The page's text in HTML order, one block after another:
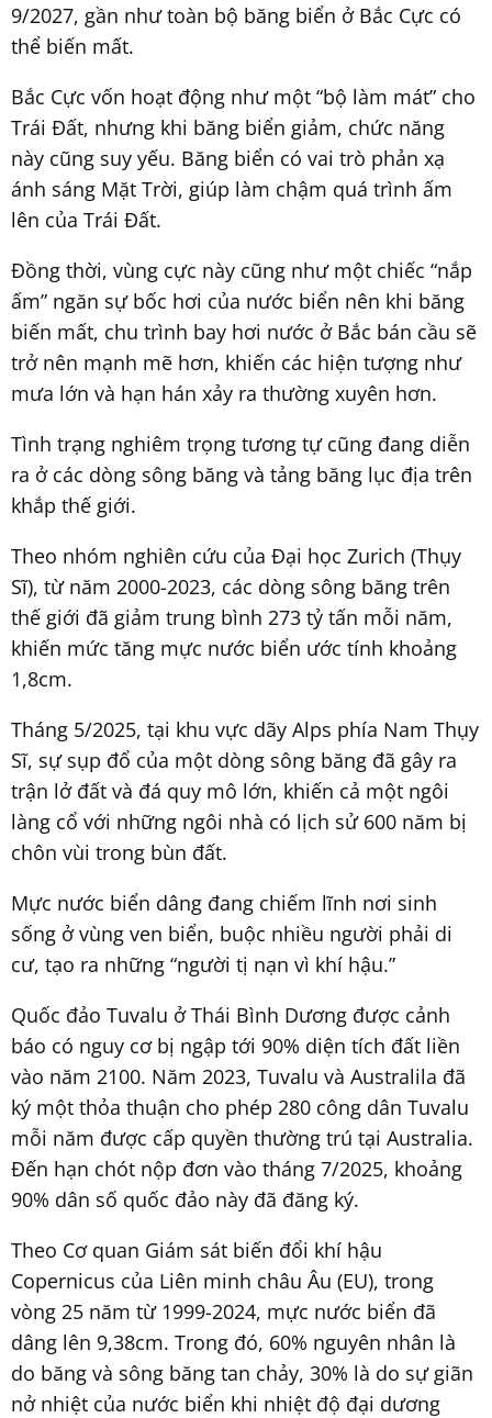
9/2027, gần như toàn bộ băng biển ở Bắc Cực có
thể biến mất.
Bắc Cực vốn hoạt động như một “bộ làm mát” cho
Trái Đất, nhưng khi băng biển giảm, chức năng
này cũng suy yếu. Băng biển có vai trò phản xạ
ánh sáng Mặt Trời, giúp làm chậm quá trình ấm
lên của Trái Đất.
Đồng thời, vùng cực này cũng như một chiếc “nắp
ấm” ngăn sự bốc hơi của nước biển nên khi băng
biến mất, chu trình bay hơi nước ở Bắc bán cầu sẽ
trở nên mạnh mẽ hơn, khiến các hiện tượng như
mưa lớn và hạn hán xảy ra thường xuyên hơn.
Tình trạng nghiêm trọng tương tự cũng đang diễn
ra ở các dòng sông băng và tảng băng lục địa trên
khắp thế giới.
Theo nhóm nghiên cứu của Đại học Zurich (Thụy
Sĩ), từ năm 2000-2023, các dòng sông băng trên
thế giới đã giảm trung bình 273 tỷ tấn mỗi năm,
khiến mức tăng mực nước biển ước tính khoảng
1,8cm.
Tháng 5/2025, tại khu vực dãy Alps phía Nam Thụy
Sĩ, sự sụp đổ của một dòng sông băng đã gây ra
trận lở đất và đá quy mô lớn, khiến cả một ngôi
làng cổ với những ngôi nhà có lịch sử 600 năm bị
chôn vùi trong bùn đất.
Mực nước biển dâng đang chiếm lĩnh nơi sinh
sống ở vùng ven biển, buộc nhiều người phải di
cư, tạo ra những “người tị nạn vì khí hậu.”
Quốc đảo Tuvalu ở Thái Bình Dương được cảnh
báo có nguy cơ bị ngập tới 90% diện tích đất liền
vào năm 2100. Năm 2023, Tuvalu và Australila đã
ký một thỏa thuận cho phép 280 công dân Tuvalu
mỗi năm được cấp quyền thường trú tại Australia.
Đến hạn chót nộp đơn vào tháng 7/2025, khoảng
90% dân số quốc đảo này đã đăng ký.
Theo Cơ quan Giám sát biến đổi khí hậu
Copernicus của Liên minh châu Âu (EU), trong
vòng 25 năm từ 1999-2024, mực nước biển đã
dâng lên 9,38cm. Trong đó, 60% nguyên nhân là
do băng và sông băng tan chảy, 30% là do sự giãn
nở nhiệt của nước biển khi nhiệt độ đại dương